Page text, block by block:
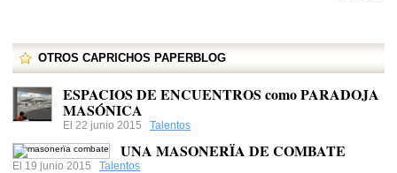
OTROS CAPRICHOS PAPERBLOG
ESPACIOS DE ENCUENTROS como PARADOJA
MASÓNICA
El 22 junio 2015 Talentos
UNA MASONERÏA DE COMBATE
El 19 junio 2015 Talentos